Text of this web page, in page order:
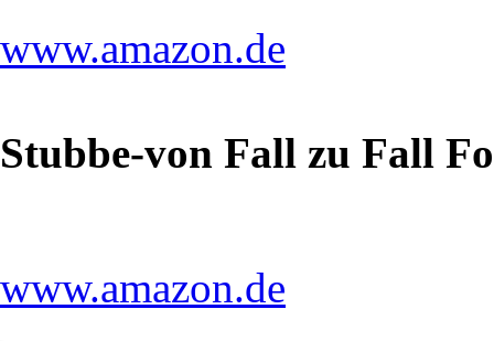
www.amazon.de
Stubbe-von Fall zu Fall
www.amazon.de